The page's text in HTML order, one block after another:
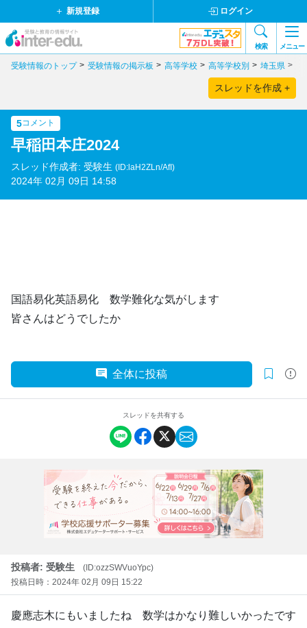
新規登録 ログイン
検索 メニュー
受験情報のトップ 受験情報の掲示板 高等学校 高等学校別 埼玉県
スレッドを作成 +
5コメント
早稲田本庄2024
スレッド作成者: 受験生 (ID:laH2ZLn/AfI)
2024年 02月 09日 14:58
国語易化英語易化 数学難化な気がします
皆さんはどうでしたか
全体に投稿
スレッドを共有する
投稿者: 受験生
(ID:ozzSWVuoYpc)
投稿日時：2024年 02月 09日 15:22
慶應志木にもいましたね 数学はかなり難しいかったです